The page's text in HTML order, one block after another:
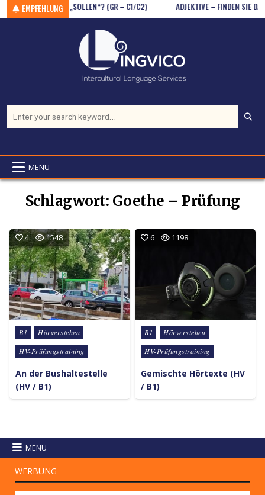
Skip to content
EMPFEHLUNG
DES MODALVERBS „SOLLEN“? (GR – C1/C2) ADJEKTIVE – FINDEN SIE DAS
MENU
Schlagwort: Goethe – Prüfung
4 1548
Posted in
B1
Hörverstehen
HV-Prüfungstraining
An der Bushaltestelle
(HV / B1)
6 1198
Posted in
B1
Hörverstehen
HV-Prüfungstraining
Gemischte Hörtexte (HV
/ B1)
MENU
WERBUNG